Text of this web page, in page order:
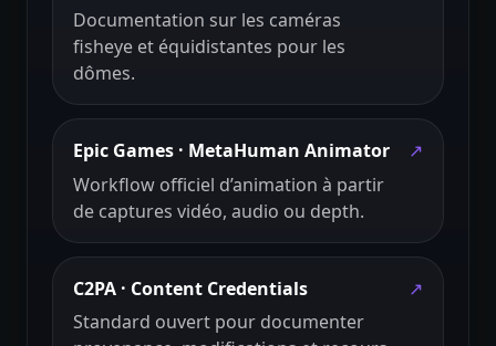
Documentation sur les caméras
fisheye et équidistantes pour les
dômes.
Epic Games · MetaHuman Animator
Workflow officiel d’animation à partir
de captures vidéo, audio ou depth.
↗
C2PA · Content Credentials
Standard ouvert pour documenter
↗